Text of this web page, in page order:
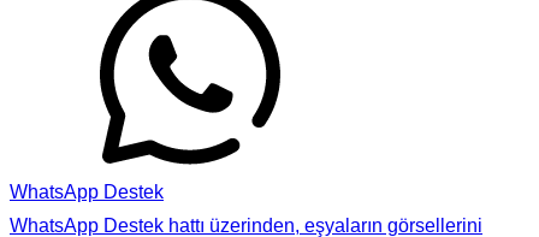
WhatsApp Destek
WhatsApp Destek hattı üzerinden, eşyaların görsellerini